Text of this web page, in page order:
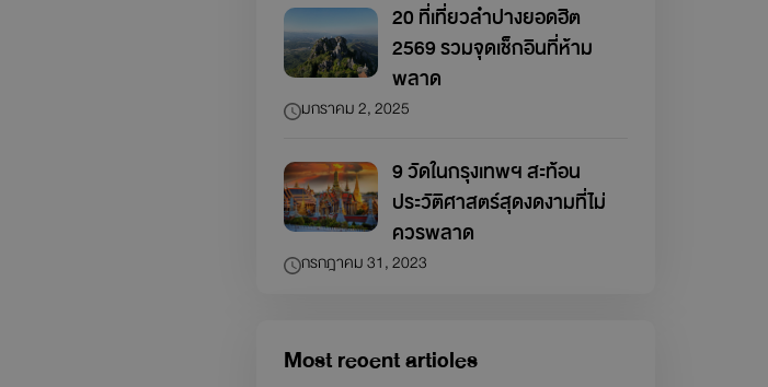
20 ที่เที่ยวลำปางยอดฮิต
2569 รวมจุดเช็กอินที่ห้าม
พลาด
มกราคม 2, 2025
9 วัดในกรุงเทพฯ สะท้อน
ประวัติศาสตร์สุดงดงามที่ไม่
ควรพลาด
กรกฎาคม 31, 2023
Most recent articles